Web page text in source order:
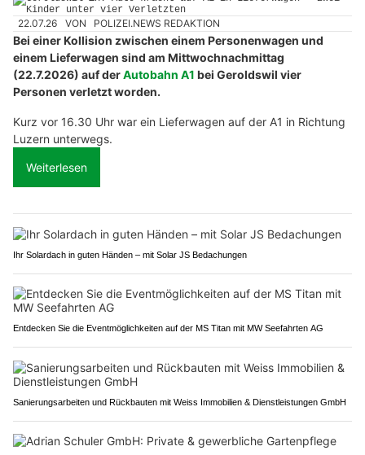
22.07.26 VON POLIZEI.NEWS REDAKTION
Bei einer Kollision zwischen einem Personenwagen und
einem Lieferwagen sind am Mittwochnachmittag
(22.7.2026) auf derAutobahn A1 bei Geroldswil vier
Personen verletzt worden.
Kurz vor 16.30 Uhr war ein Lieferwagen auf der A1 in Richtung
Luzern unterwegs.
Weiterlesen
Ihr Solardach in guten Händen – mit Solar JS Bedachungen
Entdecken Sie die Eventmöglichkeiten auf der MS Titan mit MW Seefahrten AG
Sanierungsarbeiten und Rückbauten mit Weiss Immobilien & Dienstleistungen GmbH